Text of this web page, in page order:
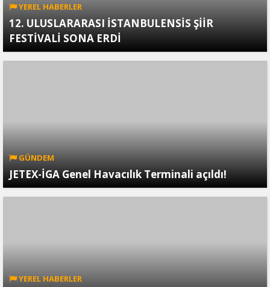
YEREL HABERLER
12. ULUSLARARASI İSTANBULENSİS ŞİİR
FESTİVALİ SONA ERDİ
GÜNDEM
JETEX-İGA Genel Havacılık Terminali açıldı!
YEREL HABERLER